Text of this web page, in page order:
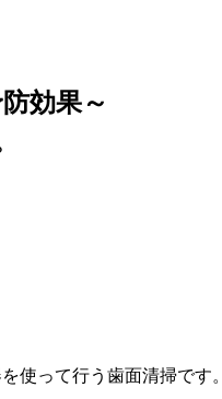
効果～
使って行う歯面清掃です。